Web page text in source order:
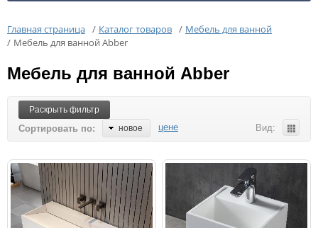
Главная страница / Каталог товаров / Мебель для ванной
/ Мебель для ванной Abber
Мебель для ванной Abber
Раскрыть фильтр
Сортировать по: новое цене Вид: